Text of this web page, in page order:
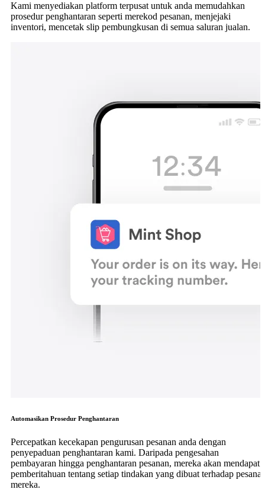
Kami menyediakan platform terpusat untuk anda memudahkan
prosedur penghantaran seperti merekod pesanan, menjejaki
inventori, mencetak slip pembungkusan di semua saluran jualan.
Automasikan Prosedur Penghantaran
Percepatkan kecekapan pengurusan pesanan anda dengan
penyepaduan penghantaran kami. Daripada pengesahan
pembayaran hingga penghantaran pesanan, mereka akan mendapat
pemberitahuan tentang setiap tindakan yang dibuat terhadap
mereka.